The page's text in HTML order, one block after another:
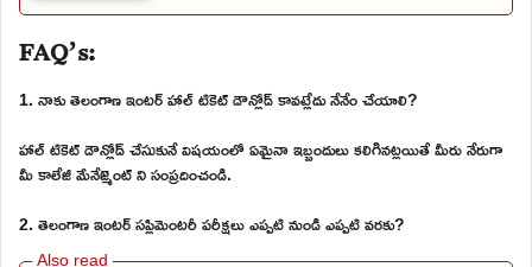
FAQ’s:
1. నాకు తెలంగాణ ఇంటర్ హాల్ టికెట్ డౌన్లోడ్ కావట్లేదు నేనేం చేయాలి?
హాల్ టికెట్ డౌన్లోడ్ చేసుకునే విషయంలో ఏమైనా ఇబ్బందులు కలిగినట్లయితే మీరు నేరుగా
మీ కాలేజీ మేనేజ్మెంట్ ని సంప్రదించండి.
2. తెలంగాణ ఇంటర్ సప్లిమెంటరీ పరీక్షలు ఎప్పటి నుండి ఎప్పటి వరకు?